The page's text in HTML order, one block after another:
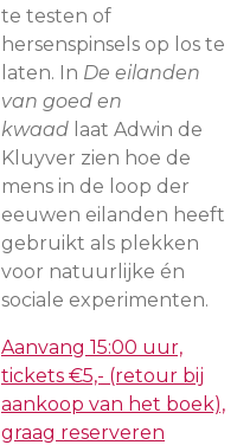
te testen of
hersenspinsels op los te
laten. In De eilanden
van goed en
kwaad laat Adwin de
Kluyver zien hoe de
mens in de loop der
eeuwen eilanden heeft
gebruikt als plekken
voor natuurlijke én
sociale experimenten.
Aanvang 15:00 uur,
tickets €5,- (retour bij
aankoop van het boek),
graag reserveren